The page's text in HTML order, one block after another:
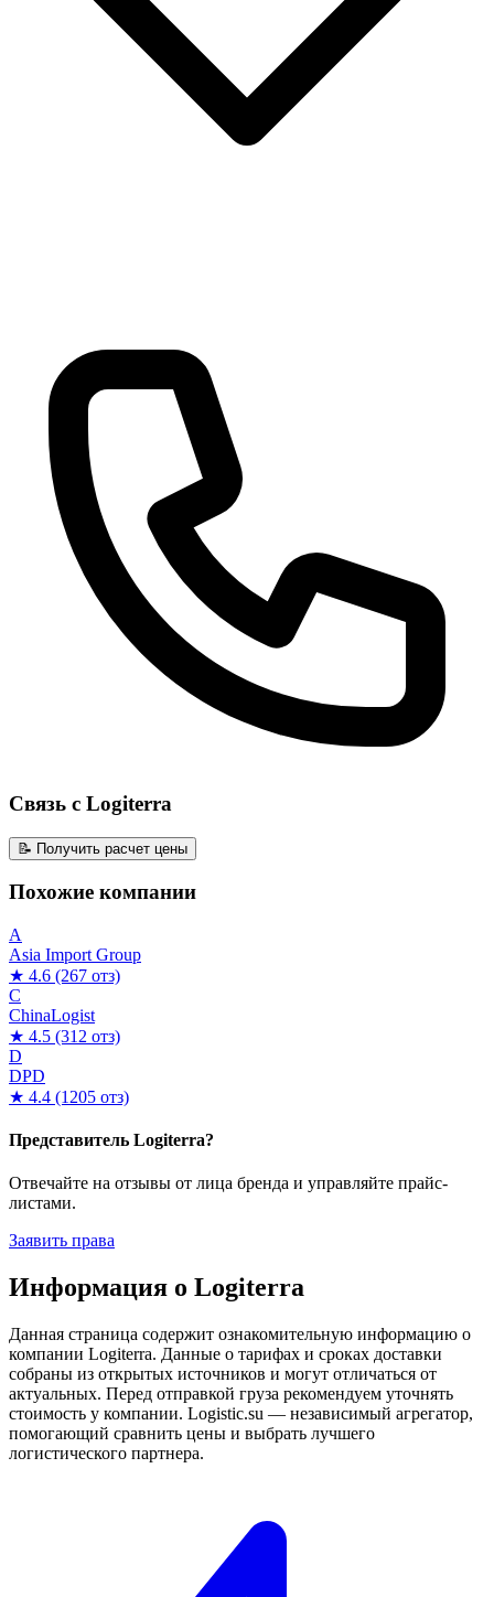
Связь с Logiterra
📝 Получить расчет цены
Похожие компании
A
Asia Import Group
★ 4.6 (267 отз)
C
ChinaLogist
★ 4.5 (312 отз)
D
DPD
★ 4.4 (1205 отз)
Представитель Logiterra?
Отвечайте на отзывы от лица бренда и управляйте прайс-
листами.
Заявить права
Информация о Logiterra
Данная страница содержит ознакомительную информацию о
компании Logiterra. Данные о тарифах и сроках доставки
собраны из открытых источников и могут отличаться от
актуальных. Перед отправкой груза рекомендуем уточнять
стоимость у компании. Logistic.su — независимый агрегатор,
помогающий сравнить цены и выбрать лучшего
логистического партнера.